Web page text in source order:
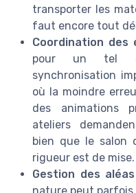
transporter les
faut encore tout
Coordination des
pour un tel
synchronisation
où la moindre
des animations
ateliers
bien que le salon
rigueur est de mise.
Gestion des
nature peut parfois